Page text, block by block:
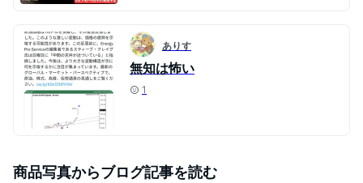
ありす
無知は怖い
1
商品写真からブログ記事を読む